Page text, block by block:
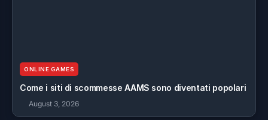
ONLINE GAMES
Come i siti di scommesse AAMS sono diventati popolari
August 3, 2026